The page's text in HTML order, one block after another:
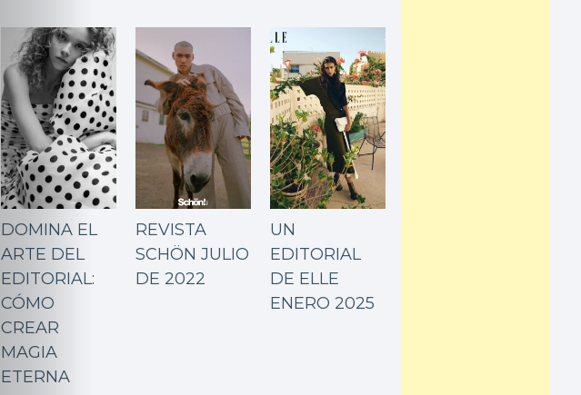
Inicio
Red
social
Miembros
Eventos
y
DOMINA EL
ARTE DEL
EDITORIAL:
CÓMO
CREAR
MAGIA
ETERNA
REVISTA
SCHÖN JULIO
DE 2022
UN
EDITORIAL
DE ELLE
ENERO 2025